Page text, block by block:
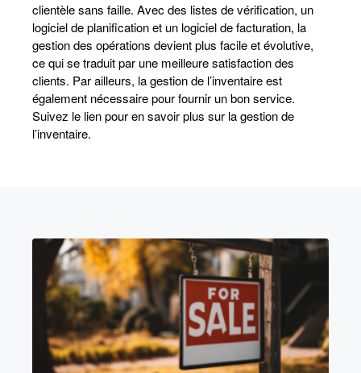
clientèle sans faille. Avec des listes de vérification, un
logiciel de planification et un logiciel de facturation, la
gestion des opérations devient plus facile et évolutive,
ce qui se traduit par une meilleure satisfaction des
clients. Par ailleurs, la gestion de l’inventaire est
également nécessaire pour fournir un bon service.
Suivez le lien pour en savoir plus sur la gestion de
l’inventaire.